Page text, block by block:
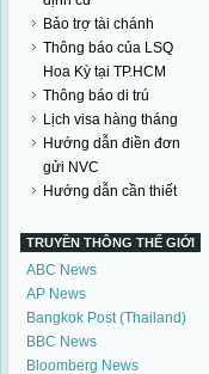
Bảo trợ tài chánh
Thông báo của LSQ
Hoa Kỳ tại TP.HCM
Thông báo di trú
Lịch visa hàng tháng
Hướng dẫn điền đơn
gửi NVC
Hướng dẫn cần thiết
TRUYỀN THÔNG THẾ GIỚI
ABC News
AP News
Bangkok Post (Thailand)
BBC News
Bloomberg News